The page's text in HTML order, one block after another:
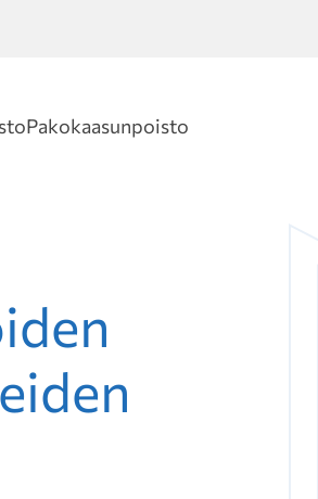
Pakokaasunpoisto